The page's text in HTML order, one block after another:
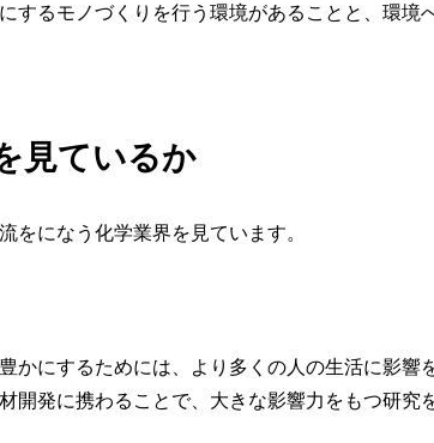
するモノづくりを行う環境があることと、環
見ているか
をになう化学業界を見ています。
かにするためには、より多くの人の生活に影
開発に携わることで、大きな影響力をもつ研究